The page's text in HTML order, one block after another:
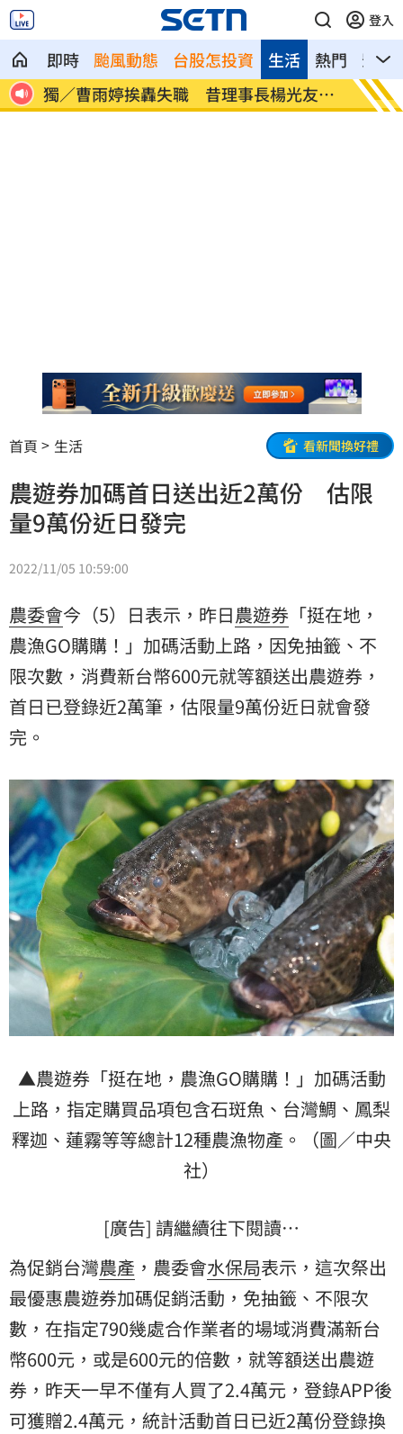
登入
即時 颱風動態 台股怎投資 熱門 影音
生活
獨／曹雨婷挨轟失職 昔理事長楊光友開
轟
酒測
首頁 生活 看新聞換好禮
農遊券加碼首日送出近2萬份 估限
量9萬份近日發完
2022/11/05 10:59:00
農委會今（5）日表示，昨日農遊券 「挺在地，
農漁GO購購！」加碼活動上路，因免抽籤、不
限次數，消費新台幣600元就等額送出農遊券，
首日已登錄近2萬筆，估限量9萬份近日就會發
完。
▲農遊券「挺在地，農漁GO購購！」加碼活動
上路，指定購買品項包含石斑魚、台灣鯛、鳳梨
釋迦、蓮霧等等總計12種農漁物產。（圖／中央
社）
[廣告] 請繼續往下閱讀…
為促銷台灣農產 ，農委會水保局表示，這次祭出
最優惠農遊券加碼促銷活動，免抽籤、不限次
數，在指定790幾處合作業者的場域消費滿新台
幣600元，或是600元的倍數，就等額送出農遊
券，昨天一早不僅有人買了2.4萬元，登錄APP後
可獲贈2.4萬元，統計活動首日已近2萬份登錄換